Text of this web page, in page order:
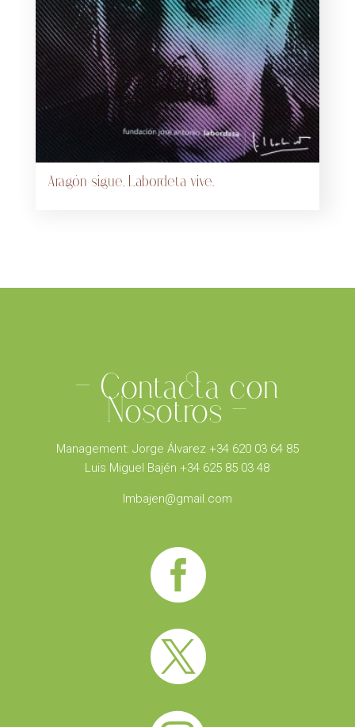
Aragón sigue, Labordeta vive.
– Contacta con
Nosotros –
Management: Jorge Álvarez +34 620 03 64 85
Luis Miguel Bajén +34 625 85 03 48
lmbajen@gmail.com

